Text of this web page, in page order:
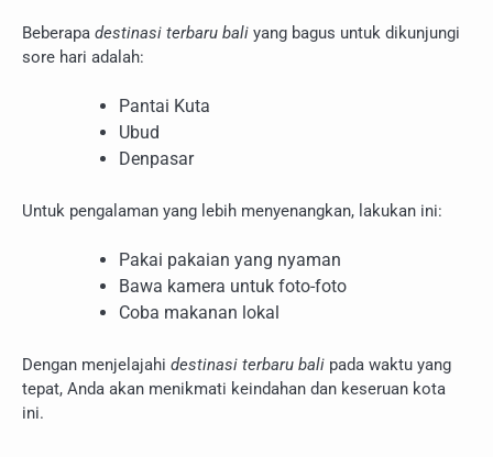
Beberapa destinasi terbaru bali yang bagus untuk dikunjungi
sore hari adalah:
Pantai Kuta
Ubud
Denpasar
Untuk pengalaman yang lebih menyenangkan, lakukan ini:
Pakai pakaian yang nyaman
Bawa kamera untuk foto-foto
Coba makanan lokal
Dengan menjelajahi destinasi terbaru bali pada waktu yang
tepat, Anda akan menikmati keindahan dan keseruan kota
ini.